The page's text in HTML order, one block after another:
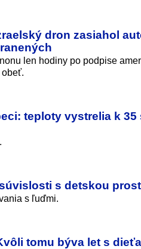
dron zasiahol
len hodiny po podpise
obeť.
teploty vystrelia k
s detskou
s ľuďmi.
tomu býva let s